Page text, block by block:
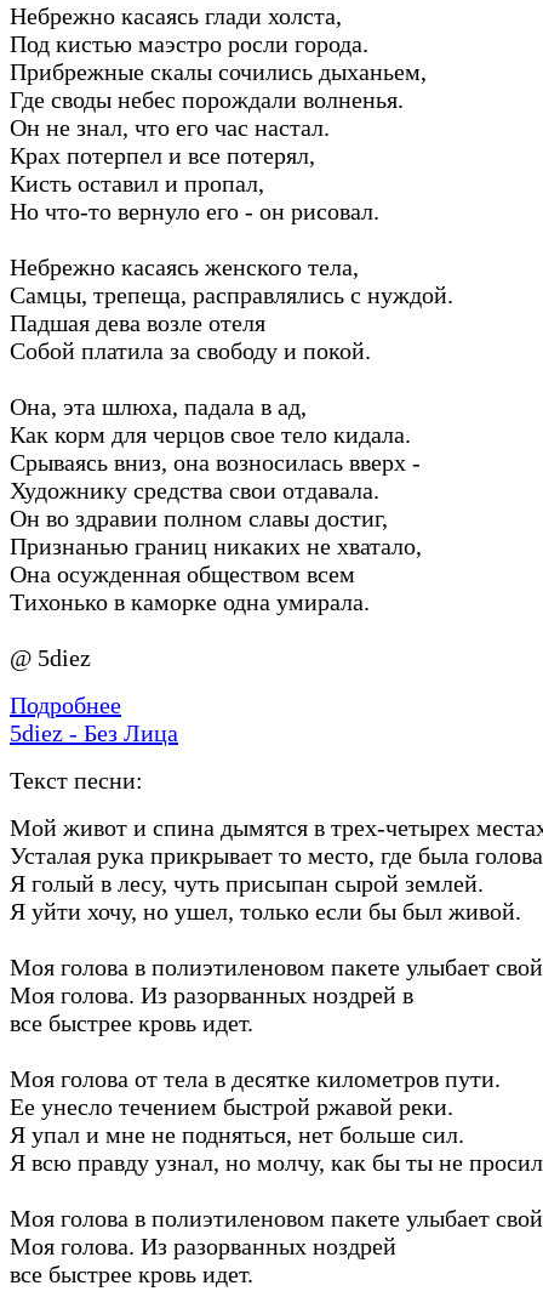
Небрежно касаясь глади холста,
Под кистью маэстро росли города.
Прибрежные скалы сочились дыханьем,
Где своды небес порождали волненья.
Он не знал, что его час настал.
Крах потерпел и все потерял,
Кисть оставил и пропал,
Но что-то вернуло его - он рисовал.
Небрежно касаясь женского тела,
Самцы, трепеща, расправлялись с нуждой.
Падшая дева возле отеля
Собой платила за свободу и покой.
Она, эта шлюха, падала в ад,
Как корм для черцов свое тело кидала.
Срываясь вниз, она возносилась вверх -
Художнику средства свои отдавала.
Он во здравии полном славы достиг,
Признанью границ никаких не хватало,
Она осужденная обществом всем
Тихонько в каморке одна умирала.
@ 5diez
Подробнее
5diez - Без Лица
Текст песни:
Мой живот и спина дымятся в трех-четырех
Усталая рука прикрывает то место, где была
Я голый в лесу, чуть присыпан сырой землей.
Я уйти хочу, но ушел, только если бы был живой.
Моя голова в полиэтиленовом пакете улыбает
Моя голова. Из разорванных ноздрей в
все быстрее кровь идет.
Моя голова от тела в десятке километров пути.
Ее унесло течением быстрой ржавой реки.
Я упал и мне не подняться, нет больше сил.
Я всю правду узнал, но молчу, как бы ты не
Моя голова в полиэтиленовом пакете улыбает
Моя голова. Из разорванных ноздрей
все быстрее кровь идет.